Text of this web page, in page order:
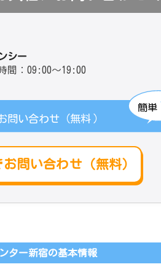
シー
間：09:00～19:00
問い合わせ（無料 ）
簡単
お問い合わせ（無料）
ター新宿の基本情報